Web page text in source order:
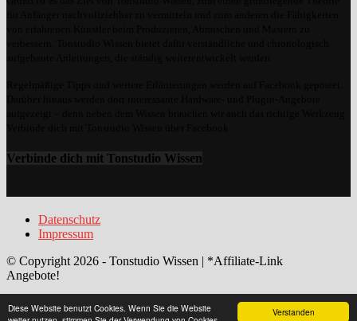
Verstanden
Diese Website benutzt Cookies. Wenn Sie die Website
Verbinde dich mit Tonstudio Wissen
Datenschutz
Impressum
© Copyright 2026 - Tonstudio Wissen | *Affiliate-Link
Angebote!